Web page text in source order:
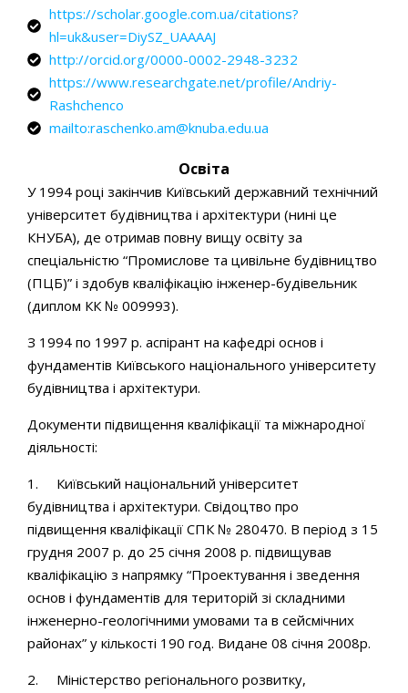
https://scholar.google.com.ua/citations?
hl=uk&user=DiySZ_UAAAAJ
http://orcid.org/0000-0002-2948-3232
https://www.researchgate.net/profile/Andriy-
Rashchenco
mailto:raschenko.am@knuba.edu.ua
Освіта
У 1994 році закінчив Київський державний технічний
університет будівництва і архітектури (нині це
КНУБА), де отримав повну вищу освіту за
спеціальністю “Промислове та цивільне будівництво
(ПЦБ)” і здобув кваліфікацію інженер-будівельник
(диплом КК № 009993).
З 1994 по 1997 р. аспірант на кафедрі основ і
фундаментів Київського національного університету
будівництва і архітектури.
Документи підвищення кваліфікації та міжнародної
діяльності:
1. Київський національний університет
будівництва і архітектури. Свідоцтво про
підвищення кваліфікації СПК № 280470. В період з 15
грудня 2007 р. до 25 січня 2008 р. підвищував
кваліфікацію з напрямку “Проектування і зведення
основ і фундаментів для територій зі складними
інженерно-геологічними умовами та в сейсмічних
районах” у кількості 190 год. Видане 08 січня 2008р.
2. Міністерство регіонального розвитку,